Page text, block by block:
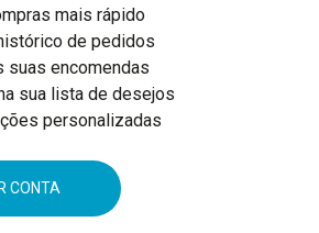
mais rápido
de pedidos
suas encomendas
sua lista de desejos
personalizadas
CONTA